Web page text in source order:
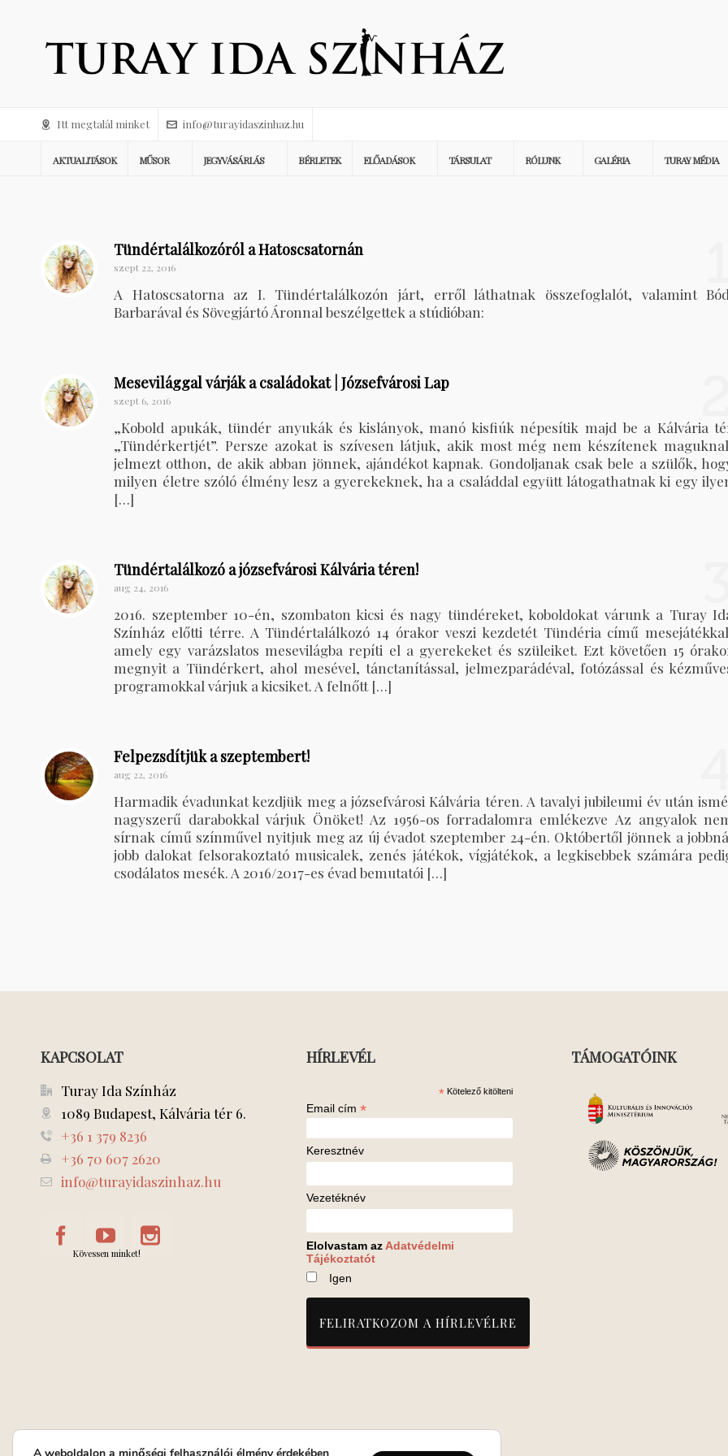
Itt megtalál minket info@turayidaszinhaz.hu
AKTUALITÁSOK MŰSOR JEGYVÁSÁRLÁS BÉRLETEK ELŐADÁSOK TÁRSULAT RÓLUNK GALÉRIA TURAY MÉDIA
Tündértalálkozóról a Hatoscsatornán
szept 22, 2016
A Hatoscsatorna az I. Tündértalálkozón járt, erről láthatnak összefoglalót, valamint
Barbarával és Sövegjártó Áronnal beszélgettek a stúdióban:
Mesevilággal várják a családokat | Józsefvárosi Lap
szept 6, 2016
„Kobold apukák, tündér anyukák és kislányok, manó kisfiúk népesítik majd be a Kálvária
„Tündérkertjét”. Persze azokat is szívesen látjuk, akik most még nem készítenek
jelmezt otthon, de akik abban jönnek, ajándékot kapnak. Gondoljanak csak bele a szülők,
milyen életre szóló élmény lesz a gyerekeknek, ha a családdal együtt látogathatnak ki egy
[…]
Tündértalálkozó a józsefvárosi Kálvária téren!
aug 24, 2016
2016. szeptember 10-én, szombaton kicsi és nagy tündéreket, koboldokat várunk a Turay
Színház előtti térre. A Tündértalálkozó 14 órakor veszi kezdetét Tündéria című
amely egy varázslatos mesevilágba repíti el a gyerekeket és szüleiket. Ezt követően 15
megnyit a Tündérkert, ahol mesével, tánctanítással, jelmezparádéval, fotózással és
programokkal várjuk a kicsiket. A felnőtt […]
Felpezsdítjük a szeptembert!
aug 22, 2016
Harmadik évadunkat kezdjük meg a józsefvárosi Kálvária téren. A tavalyi jubileumi év után
nagyszerű darabokkal várjuk Önöket! Az 1956-os forradalomra emlékezve Az angyalok
sírnak című színművel nyitjuk meg az új évadot szeptember 24-én. Októbertől jönnek a
jobb dalokat felsorakoztató musicalek, zenés játékok, vígjátékok, a legkisebbek számára
csodálatos mesék. A 2016/2017-es évad bemutatói […]
KAPCSOLAT
Turay Ida Színház
1089 Budapest, Kálvária tér 6.
+36 1 379 8236
+36 70 607 2620
info@turayidaszinhaz.hu
Kövessen minket!
HÍRLEVÉL
* Kötelező kitölteni
Email cím *
Keresztnév
Vezetéknév
Elolvastam az Adatvédelmi
Tájékoztatót
Igen
TÁMOGATÓINK